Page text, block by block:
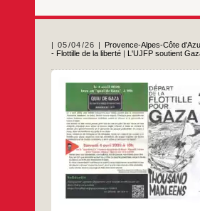
05/04/26 Provence-Alpes-Côte
- Flottille de la liberté | L'UJFP soutient
Les flottilles vers Gaza, tout
Sur terre vous serez nos
notre sécurité quand nous
Cette phrase répétée à
très belle journée du 4
L’Estaque puis à l’avant